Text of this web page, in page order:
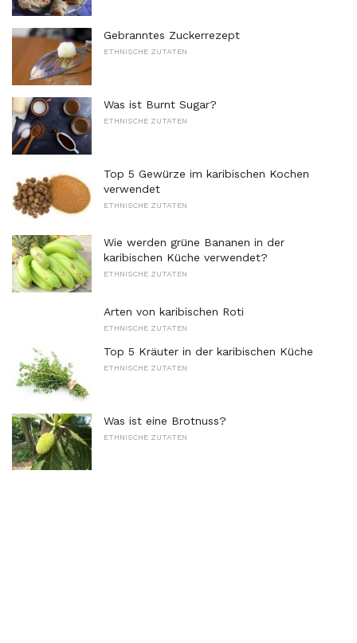
Gebranntes Zuckerrezept
ETHNISCHE ZUTATEN
Was ist Burnt Sugar?
ETHNISCHE ZUTATEN
Top 5 Gewürze im karibischen Kochen
verwendet
ETHNISCHE ZUTATEN
Wie werden grüne Bananen in der
karibischen Küche verwendet?
ETHNISCHE ZUTATEN
Arten von karibischen Roti
ETHNISCHE ZUTATEN
Top 5 Kräuter in der karibischen Küche
ETHNISCHE ZUTATEN
Was ist eine Brotnuss?
ETHNISCHE ZUTATEN